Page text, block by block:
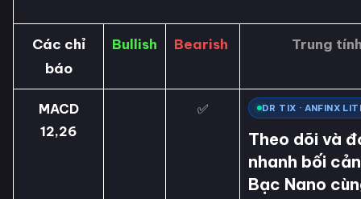
Các chỉ
báo
Bullish Bearish Trung
MACD
12,26
✅ DR TIX · ANFINX
Theo dõi và
nhanh bối
Bạc Nano